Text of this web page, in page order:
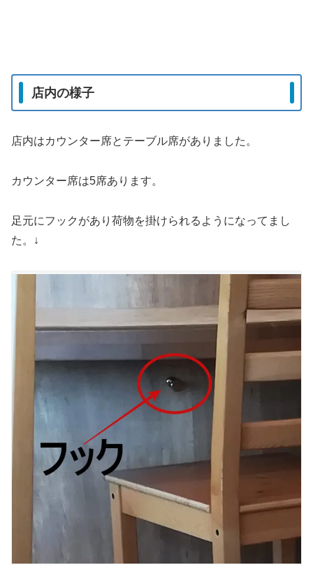
店内の様子
店内はカウンター席とテーブル席がありました。
カウンター席は5席あります。
足元にフックがあり荷物を掛けられるようになってまし
た。↓